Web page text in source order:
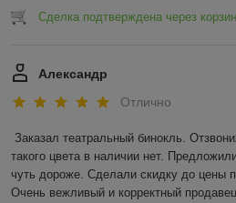
Сделка подтверждена через
Александр
Отлично
Заказал театральный бинокль.
такого цвета в наличии нет.
чуть дороже. Сделали скидку до цены
Очень вежливый и корректный